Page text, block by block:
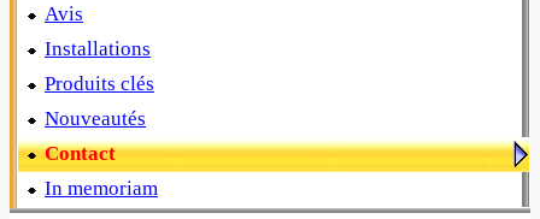
Avis
Installations
Produits clés
Nouveautés
Contact
In memoriam